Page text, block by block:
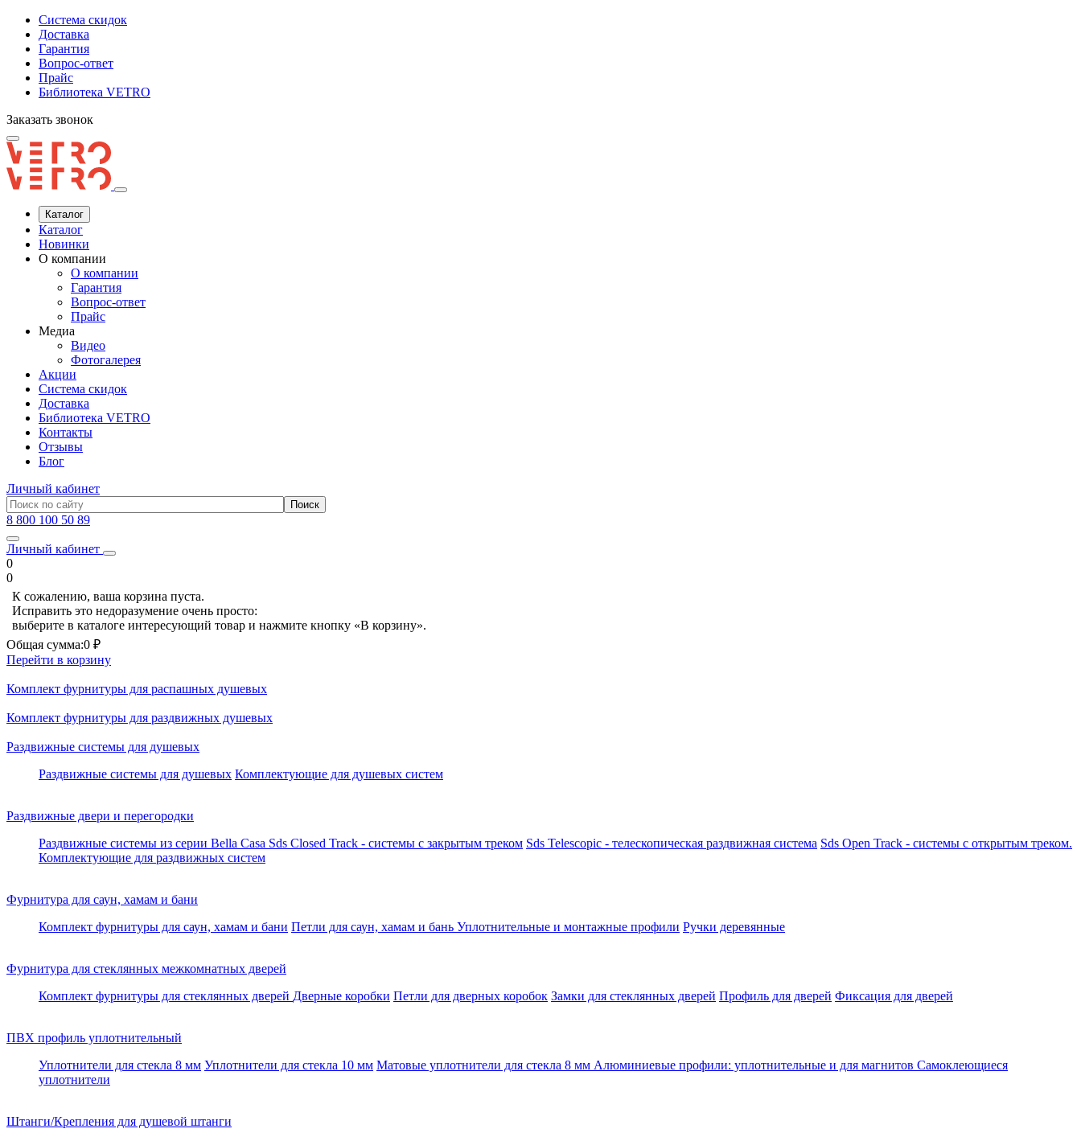
Система скидок
Доставка
Гарантия
Вопрос-ответ
Прайс
Библиотека VETRO
Заказать звонок
Каталог
Каталог
Новинки
О компании
О компании
Гарантия
Вопрос-ответ
Прайс
Медиа
Видео
Фотогалерея
Акции
Система скидок
Доставка
Библиотека VETRO
Контакты
Отзывы
Блог
Личный кабинет
8 800 100 50 89
Личный кабинет
0
0
К сожалению, ваша корзина пуста.
Исправить это недоразумение очень просто:
выберите в каталоге интересующий товар и нажмите кнопку «В корзину».
Общая сумма:0 ₽
Перейти в корзину
Комплект фурнитуры для распашных душевых
Комплект фурнитуры для раздвижных душевых
Раздвижные системы для душевых
Раздвижные системы для душевых Комплектующие для душевых систем
Раздвижные двери и перегородки
Раздвижные системы из серии Bella Casa Sds Closed Track - системы с закрытым треком Sds Telescopic - телескопическая раздвижная система Sds Open Track - системы с открытым треком.
Комплектующие для раздвижных систем
Фурнитура для саун, хамам и бани
Комплект фурнитуры для саун, хамам и бани Петли для саун, хамам и бань Уплотнительные и монтажные профили Ручки деревянные
Фурнитура для стеклянных межкомнатных дверей
Комплект фурнитуры для стеклянных дверей Дверные коробки Петли для дверных коробок Замки для стеклянных дверей Профиль для дверей Фиксация для дверей
ПВХ профиль уплотнительный
Уплотнители для стекла 8 мм Уплотнители для стекла 10 мм Матовые уплотнители для стекла 8 мм Алюминиевые профили: уплотнительные и для магнитов Самоклеющиеся
уплотнители
Штанги/Крепления для душевой штанги